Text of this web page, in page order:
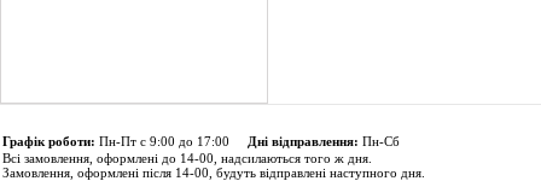
Графік роботи: Пн-Пт с 9:00 до 17:00 Дні відправлення: Пн-Сб
Всі замовлення, оформлені до 14-00, надсилаються того ж дня.
Замовлення, оформлені після 14-00, будуть відправлені наступного дня.